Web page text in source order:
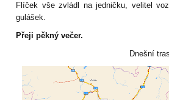
Flíček vše zvládl na jedničku, velitel
gulášek.
Přeji pěkný večer.
Dnešní